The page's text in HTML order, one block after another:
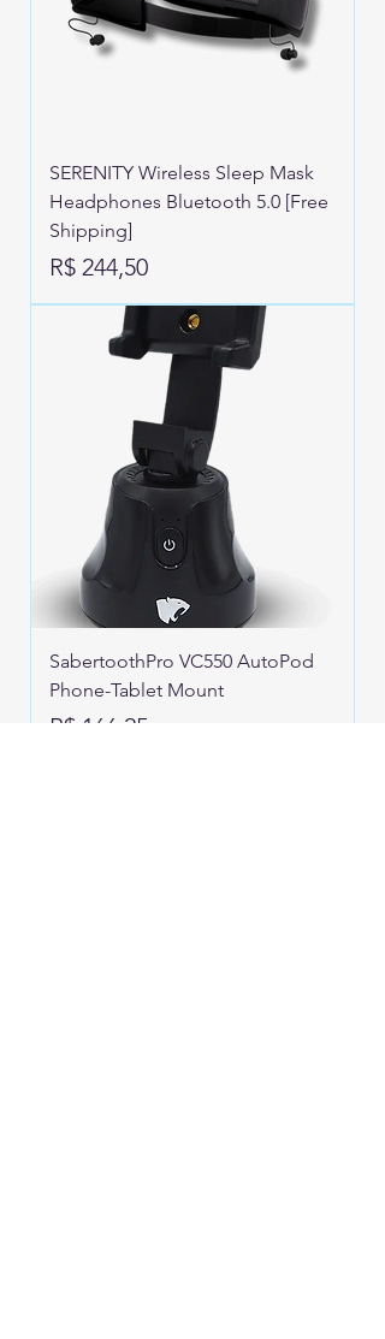
SERENITY Wireless Sleep Mask
Headphones Bluetooth 5.0 [Free
Shipping]
Preço
R$ 244,50
SabertoothPro VC550 AutoPod
Phone-Tablet Mount
Preço
R$ 166,25